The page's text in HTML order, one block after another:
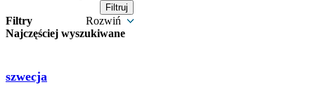
Filtry
Rozwiń
Najczęściej wyszukiwane
szwecja